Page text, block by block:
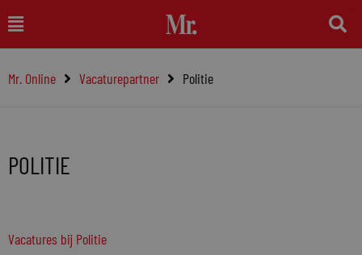
naar
inhoud
Main
Menu
Mr. Online Vacaturepartner Politie
POLITIE
Vacatures bij Politie